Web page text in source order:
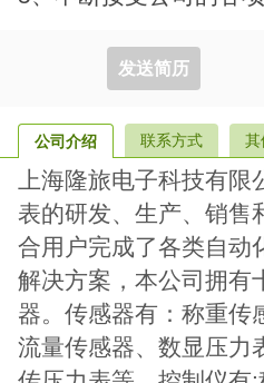
发送简历
公司介绍 联系方式 其
上海隆旅电子科技有
表的研发、生产、销售
合用户完成了各类自动
解决方案，本公司拥有
器。传感器有：称重传
流量传感器、数显压力